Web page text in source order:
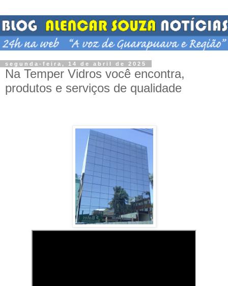
segunda-feira, 14 de abril de 2025
Na Temper Vidros você encontra,
produtos e serviços de qualidade